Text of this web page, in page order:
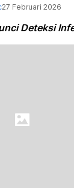
27 Februari 2026
Deteksi